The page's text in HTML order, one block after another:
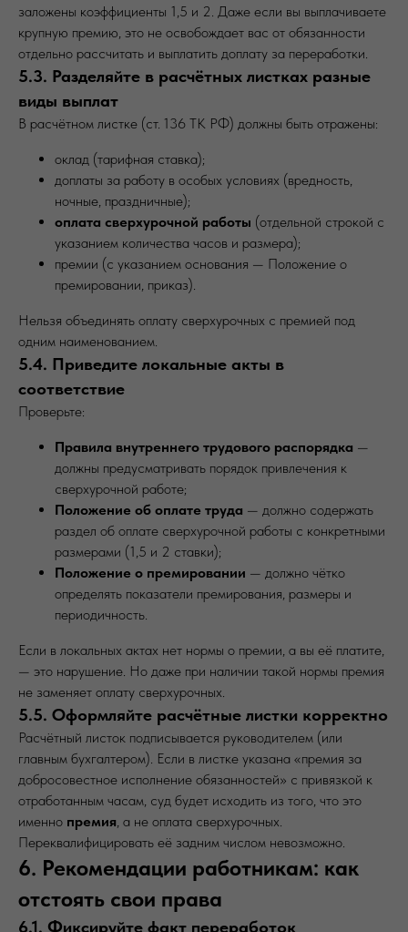
заложены коэффициенты 1,5 и 2. Даже если вы выплачиваете
крупную премию, это не освобождает вас от обязанности
отдельно рассчитать и выплатить доплату за переработки.
5.3. Разделяйте в расчётных листках разные
виды выплат
В расчётном листке (ст. 136 ТК РФ) должны быть отражены:
оклад (тарифная ставка);
доплаты за работу в особых условиях (вредность,
ночные, праздничные);
оплата сверхурочной работы (отдельной строкой с
указанием количества часов и размера);
премии (с указанием основания — Положение о
премировании, приказ).
Нельзя объединять оплату сверхурочных с премией под
одним наименованием.
5.4. Приведите локальные акты в
соответствие
Проверьте:
Правила внутреннего трудового распорядка —
должны предусматривать порядок привлечения к
сверхурочной работе;
Положение об оплате труда — должно содержать
раздел об оплате сверхурочной работы с конкретными
размерами (1,5 и 2 ставки);
Положение о премировании — должно чётко
определять показатели премирования, размеры и
периодичность.
Если в локальных актах нет нормы о премии, а вы её платите,
— это нарушение. Но даже при наличии такой нормы премия
не заменяет оплату сверхурочных.
5.5. Оформляйте расчётные листки корректно
Расчётный листок подписывается руководителем (или
главным бухгалтером). Если в листке указана «премия за
добросовестное исполнение обязанностей» с привязкой к
отработанным часам, суд будет исходить из того, что это
именно премия, а не оплата сверхурочных.
Переквалифицировать её задним числом невозможно.
6. Рекомендации работникам: как
отстоять свои права
6.1. Фиксируйте факт переработок